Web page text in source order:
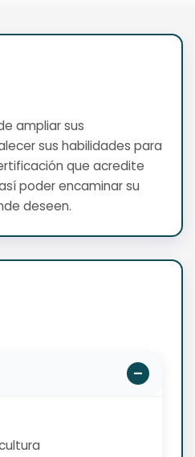
ampliar sus
sus habilidades para
que acredite
poder encaminar su
deseen.